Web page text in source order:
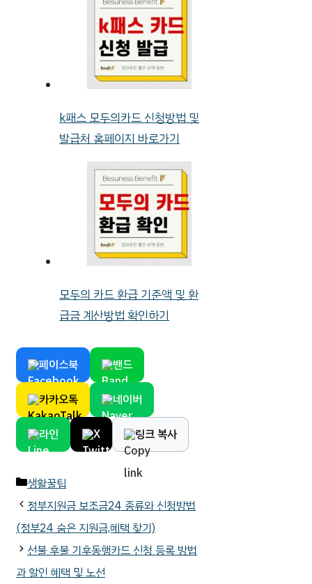
k패스 모두의카드 신청방법 및
발급처 홈페이지 바로가기
모두의 카드 환급 기준액 및 환
급금 계산방법 확인하기
페이스북 밴드
카카오톡 네이버
라인 X 링크 복사
카
테
고
리
생활꿀팁
정부지원금 보조금24 종류와 신청방법
(정부24 숨은 지원금,혜택 찾기)
선불 후불 기후동행카드 신청 등록 방법
과 할인 혜택 및 노선